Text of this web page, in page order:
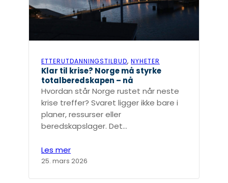
ETTERUTDANNINGSTILBUD, NYHETER
Klar til krise? Norge må styrke
totalberedskapen – nå
Hvordan står Norge rustet når neste
krise treffer? Svaret ligger ikke bare i
planer, ressurser eller
beredskapslager. Det…
Les mer
25. mars 2026